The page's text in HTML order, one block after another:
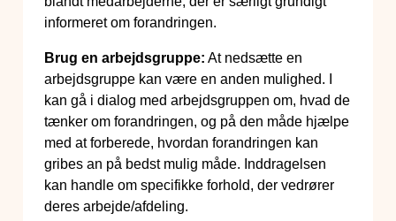
informeret om forandringen.
Brug en arbejdsgruppe: At nedsætte en
arbejdsgruppe kan være en anden mulighed. I
kan gå i dialog med arbejdsgruppen om, hvad de
tænker om forandringen, og på den måde hjælpe
med at forberede, hvordan forandringen kan
gribes an på bedst mulig måde. Inddragelsen
kan handle om specifikke forhold, der vedrører
deres arbejde/afdeling.